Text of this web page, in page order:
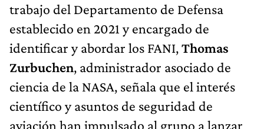
trabajo del Departamento de Defensa
establecido en 2021 y encargado de
identificar y abordar los FANI,Thomas
Zurbuchen, administrador asociado de
ciencia de la NASA, señala que el interés
científico y asuntos de seguridad de
aviación han impulsado al grupo a lanzar